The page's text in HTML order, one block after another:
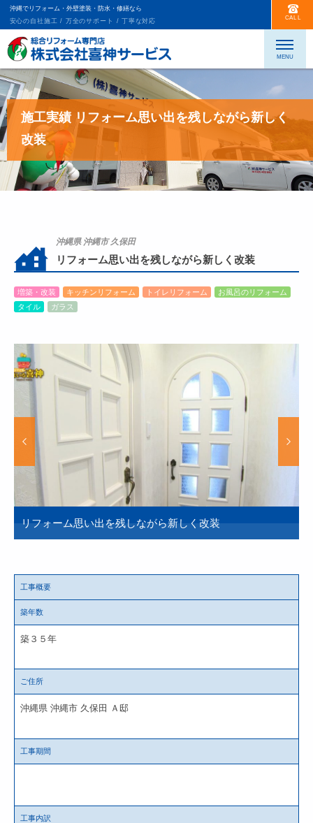
沖縄でリフォーム・外壁塗装・防水・修繕なら
安心の自社施工 / 万全のサポート / 丁寧な対応
CALL
施工実績 リフォーム思い出を残しながら新しく
改装
沖縄県 沖縄市 久保田
リフォーム思い出を残しながら新しく改装
増築・改装 キッチンリフォーム トイレリフォーム
お風呂のリフォーム
タイル
ガラス
リフォーム思い出を残しながら新しく改装
工事概要
築年数
築３５年
ご住所
沖縄県 沖縄市 久保田 Ａ邸
工事期間
工事内訳